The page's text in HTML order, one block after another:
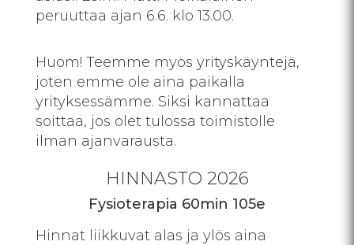
peruuttaa ajan 6.6. klo 13.00.
Huom! Teemme myös yrityskäyntejä,
joten emme ole aina paikalla
yrityksessämme. Siksi kannattaa
soittaa, jos olet tulossa toimistolle
ilman ajanvarausta.
HINNASTO 2026
Fysioterapia 60min 105e
Hinnat liikkuvat alas ja ylös aina